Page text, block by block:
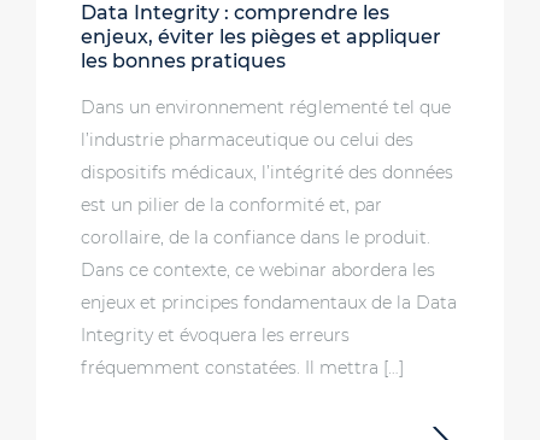
Data Integrity : comprendre les
enjeux, éviter les pièges et appliquer
les bonnes pratiques
Dans un environnement réglementé tel que
l’industrie pharmaceutique ou celui des
dispositifs médicaux, l’intégrité des données
est un pilier de la conformité et, par
corollaire, de la confiance dans le produit.
Dans ce contexte, ce webinar abordera les
enjeux et principes fondamentaux de la Data
Integrity et évoquera les erreurs
fréquemment constatées. Il mettra […]